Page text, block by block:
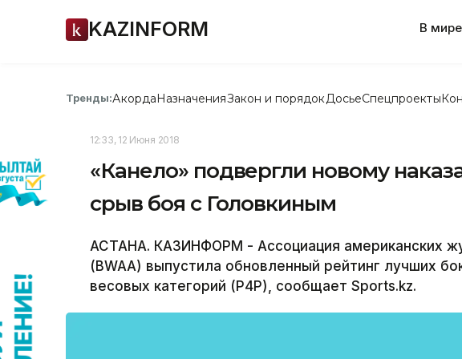
KAZINFORM В мире
Тренды:АкордаНазначенияЗакон и порядок ДосьеСпецпроекты
12:33, 12 Июня 2018
«Канело» подвергли новому
срыв боя с Головкиным
АСТАНА. КАЗИНФОРМ - Ассоциация американских
(BWAA) выпустила обновленный рейтинг лучших
весовых категорий (P4P), сообщает Sports.kz.